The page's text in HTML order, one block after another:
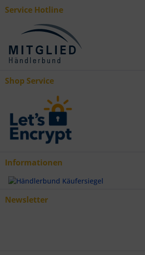
Service Hotline
Shop Service
Informationen
Newsletter
Verwendung genauer Standortdaten